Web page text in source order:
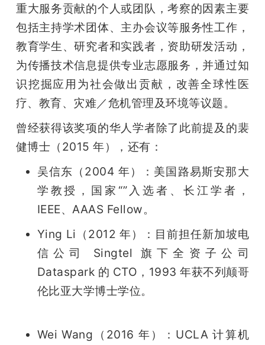
重大服务贡献的个人或团队，考察的因素主要
包括主持学术团体、主办会议等服务性工作，
教育学生、研究者和实践者，资助研发活动，
为传播技术信息提供专业志愿服务，并通过知
识挖掘应用为社会做出贡献，改善全球性医
疗、教育、灾难／危机管理及环境等议题。
曾经获得该奖项的华人学者除了此前提及的裴
健博士（2015 年），还有：
吴信东（2004 年）：美国路易斯安那大
学教授，国家“”入选者、长江学者，
IEEE、AAAS Fellow。
Ying Li（2012 年）：目前担任新加坡电
信公司 Singtel 旗下全资子公司
Dataspark 的 CTO，1993 年获不列颠哥
伦比亚大学博士学位。
Wei Wang（2016 年）：UCLA 计算机